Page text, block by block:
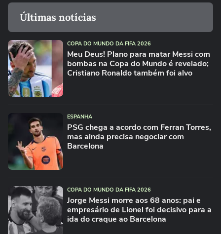
Últimas notícias
COPA DO MUNDO DA FIFA 2026
Meu Deus! Plano para matar Messi com
bombas na Copa do Mundo é revelado;
Cristiano Ronaldo também foi alvo
ESPANHA
PSG chega a acordo com Ferran Torres,
mas ainda precisa negociar com
Barcelona
COPA DO MUNDO DA FIFA 2026
Jorge Messi morre aos 68 anos: pai e
empresário de Lionel foi decisivo para a
ida do craque ao Barcelona